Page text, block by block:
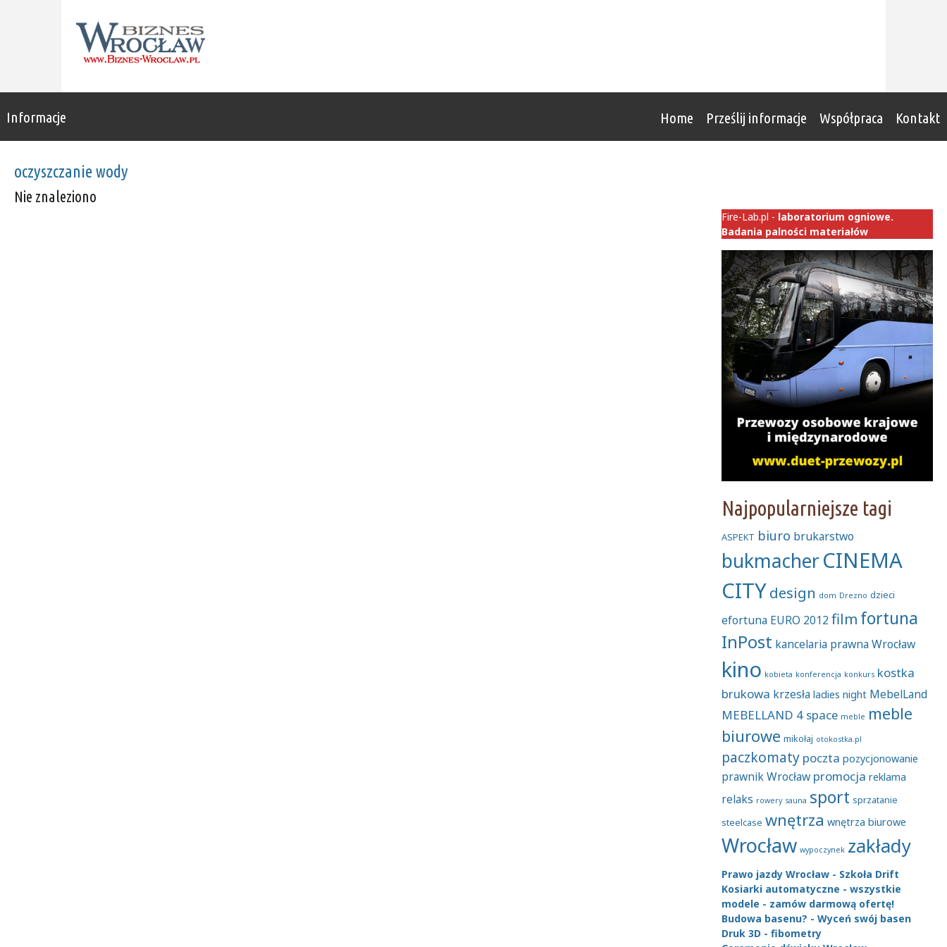
Informacje Home Prześlij informacje Współpraca Kontakt
oczyszczanie wody
Nie znaleziono
Fire-Lab.pl - laboratorium ogniowe.
Badania palności materiałów
Najpopularniejsze tagi
ASPEKT biuro brukarstwo
bukmacherCINEMA
CITYdesign dom Drezno dzieci
efortuna EURO 2012film fortuna
InPost kancelaria prawna Wrocław
kino kobieta konferencja konkurs kostka
brukowa krzesła ladies night MebelLand
MEBELLAND 4 space meble meble
biurowe mikołaj otokostka.pl
paczkomaty poczta pozycjonowanie
prawnik Wrocław promocja reklama
relaks rowery sauna sport sprzatanie
steelcase wnętrza wnętrza biurowe
Wrocław wypoczynek zakłady
Prawo jazdy Wrocław - Szkoła Drift
Kosiarki automatyczne - wszystkie
modele - zamów darmową ofertę!
Budowa basenu? - Wyceń swój basen
Druk 3D - fibometry